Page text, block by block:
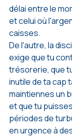
délai entre le
et celui où
caisses.
De l'autre, la
exige que tu
trésorerie, que
inutile de ta cap
maintiennes un
et que tu
périodes de
en urgence à